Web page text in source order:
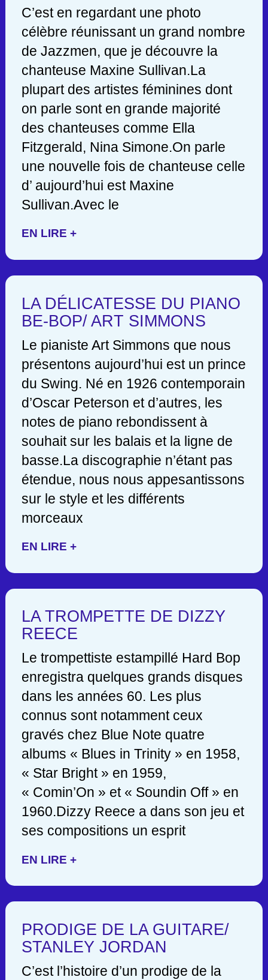
C’est en regardant une photo
célèbre réunissant un grand nombre
de Jazzmen, que je découvre la
chanteuse Maxine Sullivan.La
plupart des artistes féminines dont
on parle sont en grande majorité
des chanteuses comme Ella
Fitzgerald, Nina Simone.On parle
une nouvelle fois de chanteuse celle
d’ aujourd’hui est Maxine
Sullivan.Avec le
EN LIRE +
LA DÉLICATESSE DU PIANO
BE-BOP/ ART SIMMONS
Le pianiste Art Simmons que nous
présentons aujourd’hui est un prince
du Swing. Né en 1926 contemporain
d’Oscar Peterson et d’autres, les
notes de piano rebondissent à
souhait sur les balais et la ligne de
basse.La discographie n’étant pas
étendue, nous nous appesantissons
sur le style et les différents
morceaux
EN LIRE +
LA TROMPETTE DE DIZZY
REECE
Le trompettiste estampillé Hard Bop
enregistra quelques grands disques
dans les années 60. Les plus
connus sont notamment ceux
gravés chez Blue Note quatre
albums « Blues in Trinity » en 1958,
« Star Bright » en 1959,
« Comin’On » et « Soundin Off » en
1960.Dizzy Reece a dans son jeu et
ses compositions un esprit
EN LIRE +
PRODIGE DE LA GUITARE/
STANLEY JORDAN
C’est l’histoire d’un prodige de la